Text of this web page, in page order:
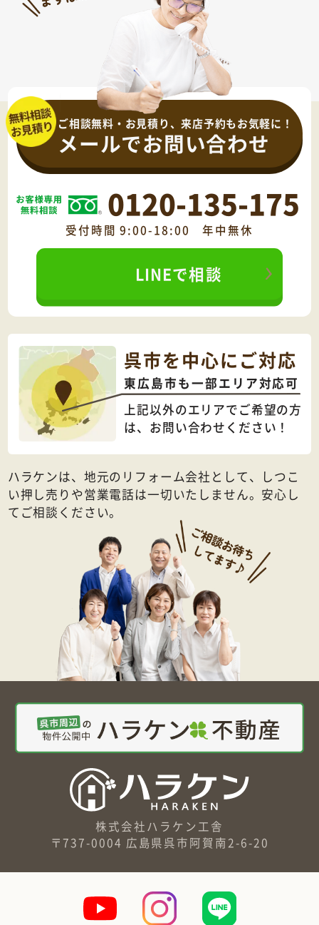
ご相談無料・お見積り、来店予約もお気軽に！
メールでお問い合わせ
0120-135-175
受付時間 9:00-18:00 年中無休
LINEで相談
呉市を中心にご対応
東広島市も一部エリア対応可
上記以外のエリアでご希望の方
は、 お問い合わせください！
ハラケンは、地元のリフォーム会社として、しつこ
い押し売りや営業電話は一切いたしません。安心し
てご相談ください。
株式会社ハラケン工舎
〒737-0004 広島県呉市阿賀南2-6-20